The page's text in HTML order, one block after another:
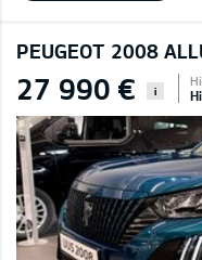
PEUGEOT 2008
27 990 € i